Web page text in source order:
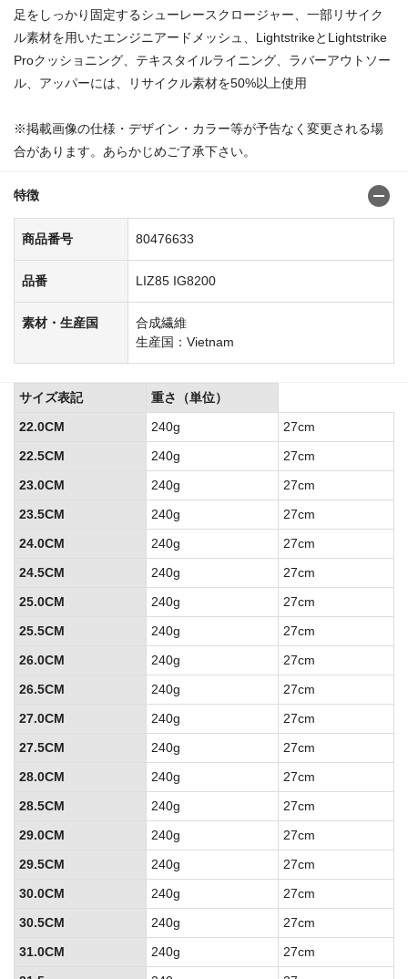
足をしっかり固定するシューレースクロージャー、一部リサイク
ル素材を用いたエンジニアードメッシュ、LightstrikeとLightstrike
Proクッショニング、テキスタイルライニング、ラバーアウトソー
ル、アッパーには、リサイクル素材を50%以上使用
※掲載画像の仕様・デザイン・カラー等が予告なく変更される場
合があります。あらかじめご了承下さい。
特徴
商品番号 80476633
品番 LIZ85 IG8200
素材・生産国
合成繊維
生産国：Vietnam
サイズ表記
重さ（単位）
22.0CM
240g
27cm
22.5CM
240g
27cm
23.0CM
240g
27cm
23.5CM
240g
27cm
24.0CM
240g
27cm
24.5CM
240g
27cm
25.0CM
240g
27cm
25.5CM
240g
27cm
26.0CM
240g
27cm
26.5CM
240g
27cm
27.0CM
240g
27cm
27.5CM
240g
27cm
28.0CM
240g
27cm
28.5CM
240g
27cm
29.0CM
240g
27cm
29.5CM
240g
27cm
30.0CM
240g
27cm
30.5CM
240g
27cm
31.0CM
240g
27cm